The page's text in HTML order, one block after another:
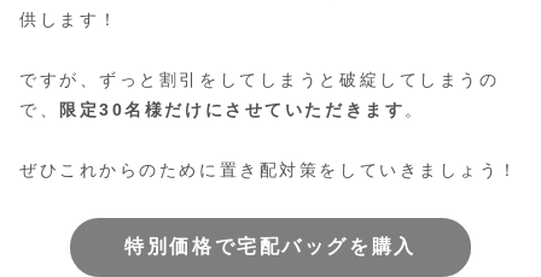
供します！
ですが、ずっと割引をしてしまうと破綻してしまうの
で、
限定30名様だけにさせていただきます 。
ぜひこれからのために置き配対策をしていきましょう！
特別価格で宅配バッグを購入